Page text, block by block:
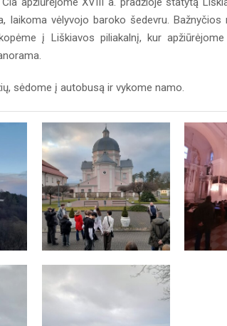
laikoma vėlyvojo baroko šedevru.
į Liškiavos piliakalnį, kur
sėdome į autobusą ir vykome namo.